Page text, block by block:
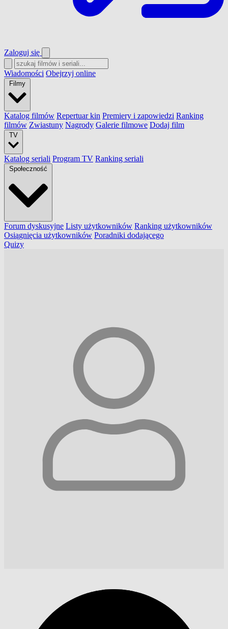
Zaloguj się
Wiadomości Obejrzyj online
Filmy
Katalog filmów Repertuar kin Premiery i zapowiedzi Ranking
filmów Zwiastuny Nagrody Galerie filmowe Dodaj film
TV
Katalog seriali Program TV Ranking seriali
Społeczność
Forum dyskusyjne Listy użytkowników Ranking użytkowników
Osiągnięcia użytkowników Poradniki dodającego
Quizy